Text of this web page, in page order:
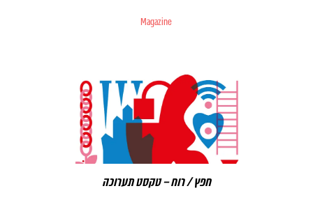
Magazine
חפץ / רוח – טקסט תערוכה